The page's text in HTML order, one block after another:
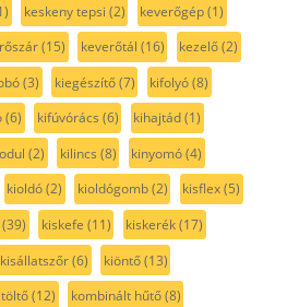
keskeny tepsi (2) keverőgép(1)
(15) keverőtál (16) kezelő(2)
(3) kiegészítő(7) kifolyó(8)
(6) kifúvórács (6) kihajtád(1)
(2) kilincs (8) kinyomó(4)
kioldó(2) kioldógomb(2) kisflex(5)
(39) kiskefe (11) kiskerék(17)
kisállatszőr(6) kiöntő(13)
(12) kombinált hűtő(8)